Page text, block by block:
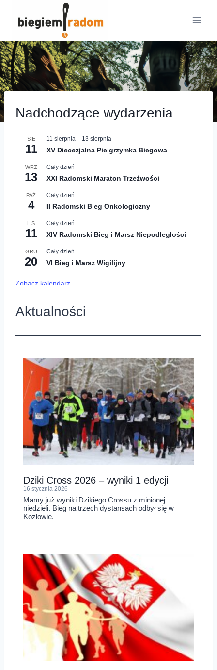
Nadchodzące wydarzenia
SIE
11
11 sierpnia – 13 sierpnia
XV Diecezjalna Pielgrzymka Biegowa
WRZ
13
Cały dzień
XXI Radomski Maraton Trzeźwości
PAŹ
4
Cały dzień
II Radomski Bieg Onkologiczny
LIS
11
Cały dzień
XIV Radomski Bieg i Marsz Niepodległości
GRU
20
Cały dzień
VI Bieg i Marsz Wigilijny
Zobacz kalendarz
Aktualności
Dziki Cross 2026 – wyniki 1 edycji
16 stycznia 2026
Mamy już wyniki Dzikiego Crossu z minionej
niedzieli. Bieg na trzech dystansach odbył się w
Kozłowie.